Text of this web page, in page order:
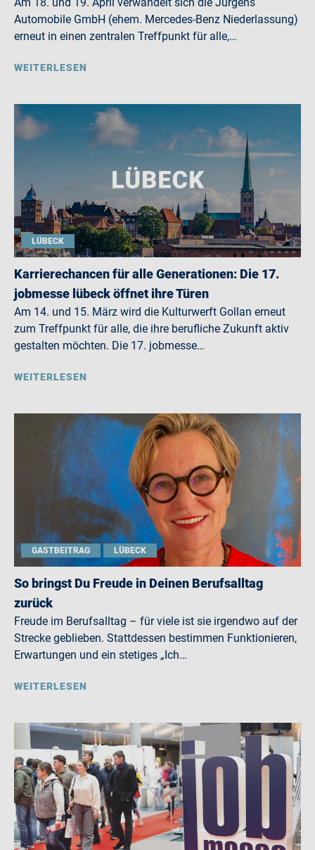
Automobile GmbH (ehem. Mercedes-Benz Niederlassung)
erneut in einen zentralen Treffpunkt für alle,…
WEITERLESEN
LÜBECK
Karrierechancen für alle Generationen: Die 17.
jobmesse lübeck öffnet ihre Türen
Am 14. und 15. März wird die Kulturwerft Gollan erneut
zum Treffpunkt für alle, die ihre berufliche Zukunft aktiv
gestalten möchten. Die 17. jobmesse…
WEITERLESEN
GASTBEITRAG LÜBECK
So bringst Du Freude in Deinen Berufsalltag
zurück
Freude im Berufsalltag – für viele ist sie irgendwo auf der
Strecke geblieben. Stattdessen bestimmen Funktionieren,
Erwartungen und ein stetiges „Ich…
WEITERLESEN